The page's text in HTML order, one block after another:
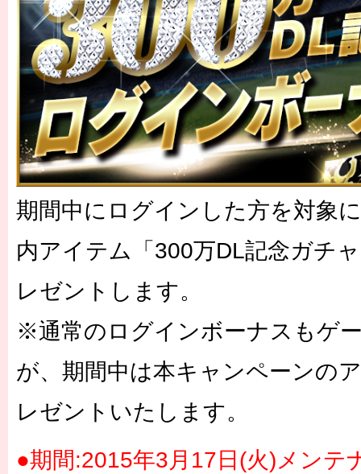
期間中にログインした方を対象
内アイテム「300万DL記念ガチ
レゼントします。
※通常のログインボーナスもゲ
が、期間中は本キャンペーンの
レゼントいたします。
●期間:2015年3月17日(火)メンテ